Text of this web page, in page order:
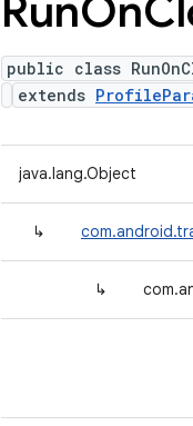
RunOn
public class
extends
java.lang.Object
↳
↳